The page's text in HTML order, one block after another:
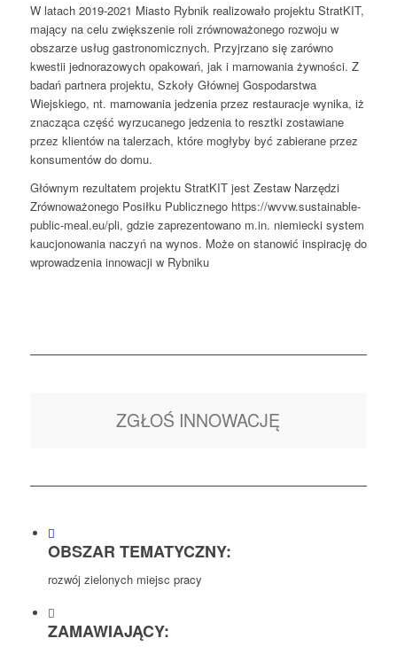
W latach 2019-2021 Miasto Rybnik realizowało projektu StratKIT,
mający na celu zwiększenie roli zrównoważonego rozwoju w
obszarze usług gastronomicznych. Przyjrzano się zarówno
kwestii jednorazowych opakowań, jak i marnowania żywności. Z
badań partnera projektu, Szkoły Głównej Gospodarstwa
Wiejskiego, nt. marnowania jedzenia przez restauracje wynika, iż
znacząca część wyrzucanego jedzenia to resztki zostawiane
przez klientów na talerzach, które mogłyby być zabierane przez
konsumentów do domu.
Głównym rezultatem projektu StratKIT jest Zestaw Narzędzi
Zrównoważonego Posiłku Publicznego https://wvvw.sustainable-
public-meal.eu/pli, gdzie zaprezentowano m.in. niemiecki system
kaucjonowania naczyń na wynos. Może on stanowić inspirację do
wprowadzenia innowacji w Rybniku
ZGŁOŚ INNOWACJĘ
OBSZAR TEMATYCZNY:
rozwój zielonych miejsc pracy
ZAMAWIAJĄCY: